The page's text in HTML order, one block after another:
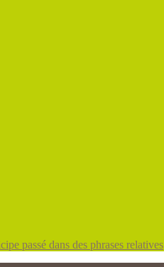
passé dans des phrases relatives